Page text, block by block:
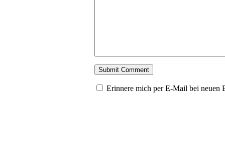
Erinnere mich per E-Mail bei neuen